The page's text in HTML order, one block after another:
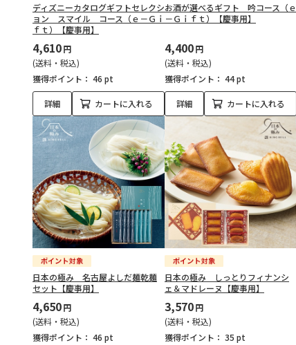
ディズニーカタログギフトセレクシ
ョン スマイル コース（ｅ－Ｇｉ
ｆｔ）【慶事用】
4,610円
(送料・税込)
獲得ポイント： 46 pt
詳細 カートに入れる
お酒が選べるギフト 吟コース（ｅ
－Ｇｉｆｔ）【慶事用】
4,400円
(送料・税込)
獲得ポイント： 44 pt
詳細 カートに入れる
日本の極み 名古屋よしだ麺乾麺
セット【慶事用】
4,650円
(送料・税込)
獲得ポイント： 46 pt
日本の極み しっとりフィナンシ
ェ＆マドレーヌ【慶事用】
3,570円
(送料・税込)
獲得ポイント： 35 pt